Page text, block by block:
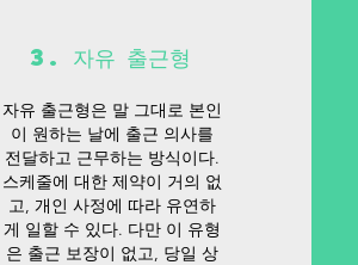
3. 자유 출근형
자유 출근형은 말 그대로 본인
이 원하는 날에 출근 의사를
전달하고 근무하는 방식이다.
스케줄에 대한 제약이 거의 없
고, 개인 사정에 따라 유연하
게 일할 수 있다. 다만 이 유형
은 출근 보장이 없고, 당일 상